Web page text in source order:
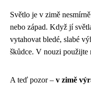
Světlo je v zimě
nebo západ. Když jí
vytahovat bledé, slabé
škůdce. V nouzi použijte
A teď pozor – v zimě